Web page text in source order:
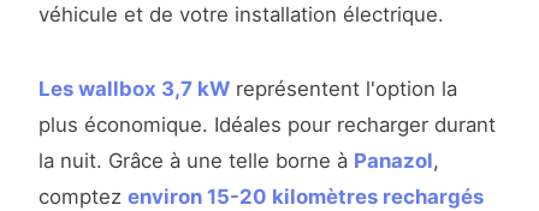
véhicule et de votre installation électrique.
Les wallbox 3,7 kW représentent l'option la
plus économique. Idéales pour recharger durant
la nuit. Grâce à une telle borne à Panazol,
comptez environ 15-20 kilomètres rechargés